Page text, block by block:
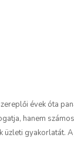
évek óta
hanem
üzleti gyakorlatát.